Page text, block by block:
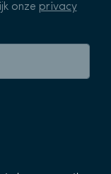
onze privacy